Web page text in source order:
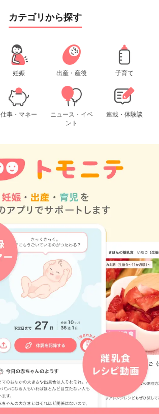
カテゴリから探す
妊娠 出産・産後 子育て
仕事・マネー
ニュース・イベ
ント
連載・体験談